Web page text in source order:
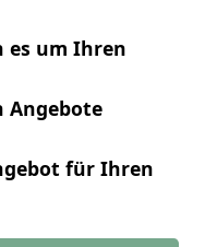
es um Ihren
Angebote
für Ihren